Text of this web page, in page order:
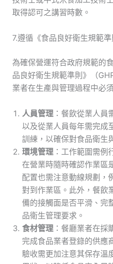
取得認可之講習時數。
7.遵循《食品良好衛生規範準
為確保營運符合政府規範的
品良好衛生規範準則》（
業者在生產與管理過程中必
人員管理：餐飲從業人員
以及從業人員每年需完成
訓練，以確保對食品衛生
環境管理：工作範圍需例
在營業時隨時確認作業區
配置也需注意動線規劃，
對到作業區。此外，餐飲
備的接觸面是否平滑、完
品衛生管理要求。
食材管理：餐廳業者在採
完成食品業者登錄的供應
驗收需更加注意其保存溫